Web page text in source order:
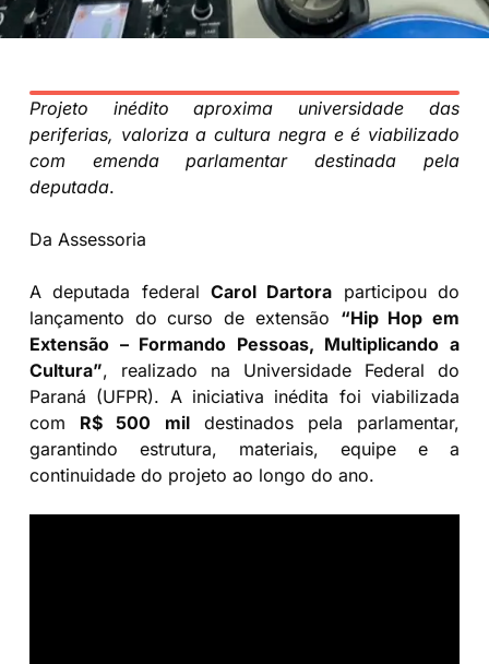
Projeto inédito aproxima universidade das
periferias, valoriza a cultura negra e é viabilizado
com emenda parlamentar destinada pela
deputada.
Da Assessoria
A deputada federal Carol Dartora participou do
lançamento do curso de extensão “Hip Hop em
Extensão – Formando Pessoas, Multiplicando a
Cultura”, realizado na Universidade Federal do
Paraná (UFPR). A iniciativa inédita foi viabilizada
com R$ 500 mildestinados pela parlamentar,
garantindo estrutura, materiais, equipe e a
continuidade do projeto ao longo do ano.